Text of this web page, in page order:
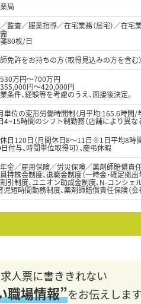
局
監査／服薬指導／在宅業務（居宅）／在宅
80枚/日
免許をお持ちの方（取得見込みの方を含む）
万円～700万円
円～420,000円
条件、経験等を考慮のうえ、面接後決定。
単位の変形労働時間制（月平均:165.6時間/
時間のシフト制勤務（店舗により異な
日120日（月間休日8～11日※1日平均8時
付与、時間単位取得可）、慶弔休暇
金／雇用保険／労災保険／薬剤師賠償責
持株会制度、退職金制度（一時金・確定拠出
引制度、ユニオン助成金制度、N-コンシェ
児短時間勤務制度、薬剤師賠償責任保険（会
求人票に書ききれない
職場情報”をお伝えします